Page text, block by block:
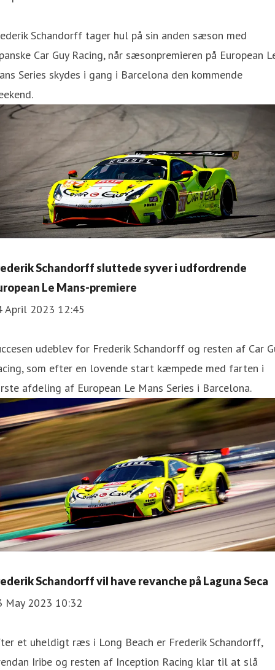
Schandorff tager hul på sin anden sæson med
Car Guy Racing, når sæsonpremieren på European
Series skydes i gang i Barcelona den kommende
Schandorff sluttede syver i udfordrende
Le Mans-premiere
April 2023 12:45
udeblev for Frederik Schandorff og resten af Car
som efter en lovende start kæmpede med farten i
afdeling af European Le Mans Series i Barcelona.
Schandorff vil have revanche på Laguna Seca
May 2023 10:32
et uheldigt ræs i Long Beach er Frederik Schandorff,
Iribe og resten af Inception Racing klar til at slå